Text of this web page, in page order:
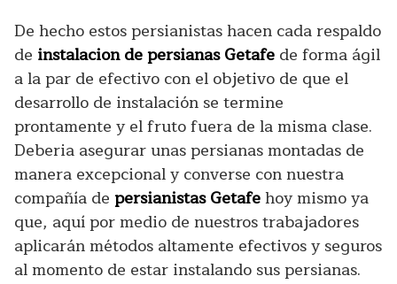
De hecho estos persianistas hacen cada respaldo
de instalacion de persianas Getafe de forma ágil
a la par de efectivo con el objetivo de que el
desarrollo de instalación se termine
prontamente y el fruto fuera de la misma clase.
Deberia asegurar unas persianas montadas de
manera excepcional y converse con nuestra
compañía de persianistas Getafehoy mismo ya
que, aquí por medio de nuestros trabajadores
aplicarán métodos altamente efectivos y seguros
al momento de estar instalando sus persianas.